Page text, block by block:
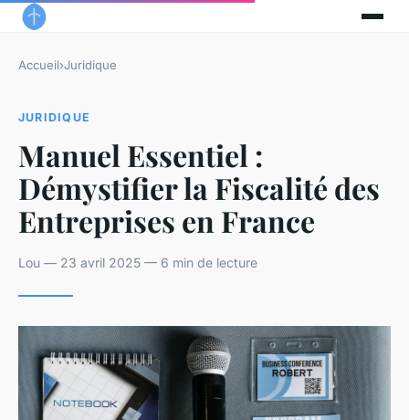
Accueil›Juridique
JURIDIQUE
Manuel Essentiel :
Démystifier la Fiscalité des
Entreprises en France
Lou — 23 avril 2025 — 6 min de lecture